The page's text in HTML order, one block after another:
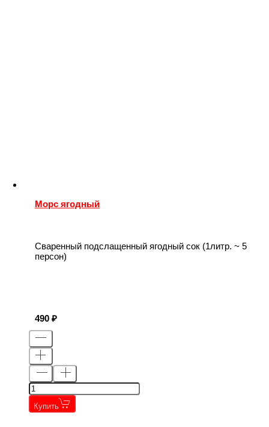
Морс ягодный
Сваренный подслащенный ягодный сок (1литр. ~ 5
персон)
490
Купить